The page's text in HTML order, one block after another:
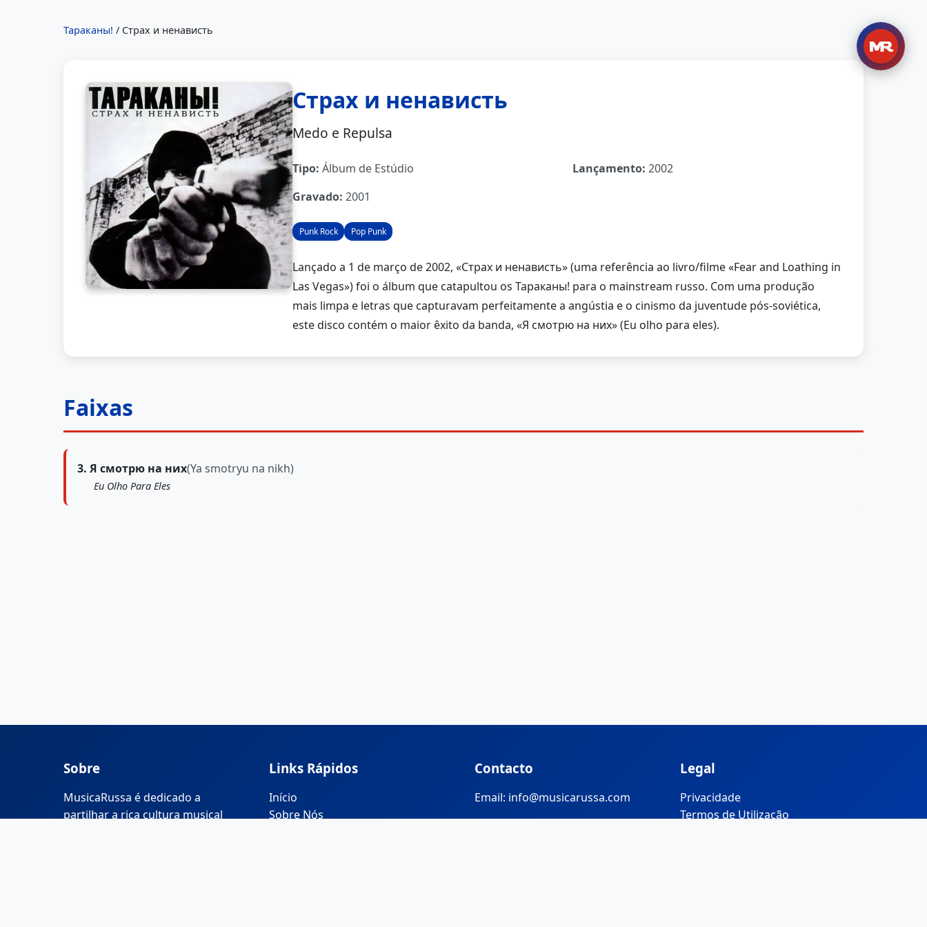
Тараканы! / Страх и ненависть
Страх и ненависть
Medo e Repulsa
Tipo: Álbum de Estúdio Lançamento: 2002
Gravado: 2001
Punk Rock Pop Punk
Lançado a 1 de março de 2002, «Страх и ненависть» (uma referência ao livro/filme «Fear and Loathing in
Las Vegas») foi o álbum que catapultou os Тараканы! para o mainstream russo. Com uma produção
mais limpa e letras que capturavam perfeitamente a angústia e o cinismo da juventude pós-soviética,
este disco contém o maior êxito da banda, «Я смотрю на них» (Eu olho para eles).
Faixas
3. Я смотрю на них(Ya smotryu na nikh)
Eu Olho Para Eles
Sobre
MusicaRussa é dedicado a
partilhar a rica cultura musical
Links Rápidos
Início
Sobre Nós
Contacto
Email: info@musicarussa.com
Legal
Privacidade
Termos de Utilização